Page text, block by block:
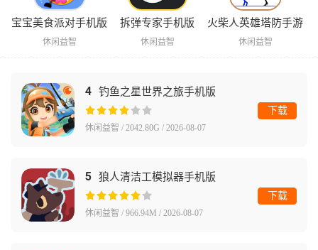
宝宝美食派对手机版
休闲益智
拆弹专家手机版
休闲益智
火柴人英雄塔防手游
休闲益智
4 钓鱼之星世界之旅手机版
休闲益智 / 2042.80G / 2026-08-07
下载
5 狼人清洁工模拟器手机版
休闲益智 / 966.94M / 2026-08-07
下载